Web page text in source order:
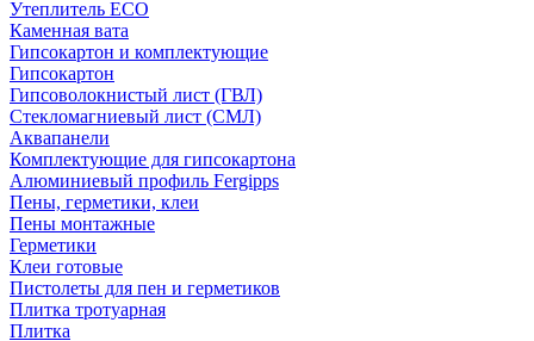
Утеплитель ECO
Каменная вата
Гипсокартон и комплектующие
Гипсокартон
Гипсоволокнистый лист (ГВЛ)
Стекломагниевый лист (СМЛ)
Аквапанели
Комплектующие для гипсокартона
Алюминиевый профиль Fergipps
Пены, герметики, клеи
Пены монтажные
Герметики
Клеи готовые
Пистолеты для пен и герметиков
Плитка тротуарная
Плитка